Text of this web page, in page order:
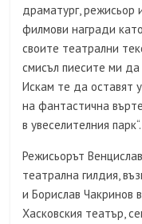
драматург, режисьор
филмови награди като
своите театрални
смисъл пиесите ми
Искам те да оставят
на фантастична
в увеселителния парк“.
Режисьорът
театрална гилдия,
и Борислав
Хасковския театър,